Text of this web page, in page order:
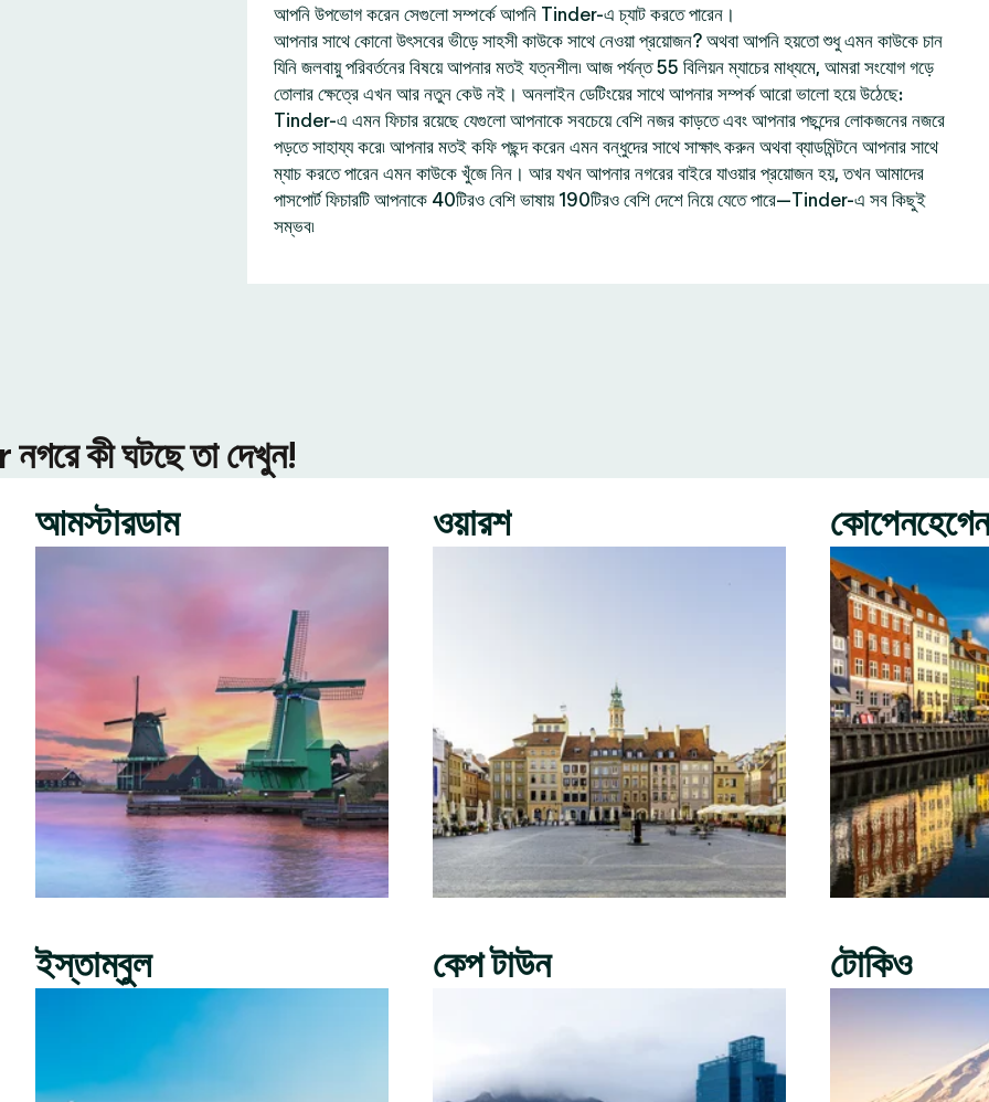
আপনি উপভোগ করেন সেগুলো সম্পর্কে আপনি Tinder-এ চ্যাট করতে পারেন।
আপনার সাথে কোনো উৎসবের ভীড়ে সাহসী কাউকে সাথে নেওয়া প্রয়োজন? অথবা আপনি হয়তো শুধু এমন কাউকে চান
যিনি জলবায়ু পরিবর্তনের বিষয়ে আপনার মতই যত্নশীল৷ আজ পর্যন্ত 55 বিলিয়ন ম্যাচের মাধ্যমে, আমরা সংযোগ গড়ে
তোলার ক্ষেত্রে এখন আর নতুন কেউ নই। অনলাইন ডেটিংয়ের সাথে আপনার সম্পর্ক আরো ভালো হয়ে উঠেছে:
Tinder-এ এমন ফিচার রয়েছে যেগুলো আপনাকে সবচেয়ে বেশি নজর কাড়তে এবং আপনার পছন্দের লোকজনের নজরে
পড়তে সাহায্য করে৷ আপনার মতই কফি পছন্দ করেন এমন বন্ধুদের সাথে সাক্ষাৎ করুন অথবা ব্যাডমিন্টনে আপনার সাথে
ম্যাচ করতে পারেন এমন কাউকে খুঁজে নিন। আর যখন আপনার নগরের বাইরে যাওয়ার প্রয়োজন হয়, তখন আমাদের
পাসপোর্ট ফিচারটি আপনাকে 40টিরও বেশি ভাষায় 190টিরও বেশি দেশে নিয়ে যেতে পারে—Tinder-এ সব কিছুই
সম্ভব৷
কী ঘটছে তা দেখুন!
আমস্টারডাম
ইস্তাম্বুল
ওয়ারশ
কেপ টাউন
কোপেনহেগেন
টোকিও